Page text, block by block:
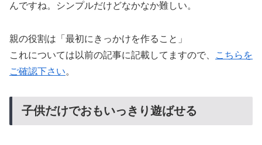
んですね。シンプルだけどなかなか難しい。
親の役割は「最初にきっかけを作ること」
これについては以前の記事に記載してますので、
こちらを
ご確認下さい。
子供だけでおもいっきり遊ばせる